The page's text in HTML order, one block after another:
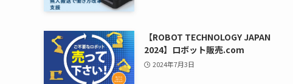
【ROBOT TECHNOLOGY JAPAN
2024】ロボット販売.com
2024年7月3日